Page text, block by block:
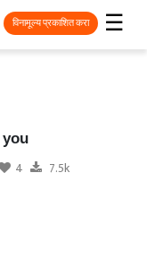
☰
विनामूल्य प्रकाशित करा
4 7.5k